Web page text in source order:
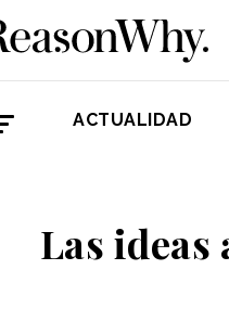
ACTUALIDAD
Las ideas